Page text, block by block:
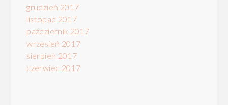
grudzień 2017
listopad 2017
październik 2017
wrzesień 2017
sierpień 2017
czerwiec 2017